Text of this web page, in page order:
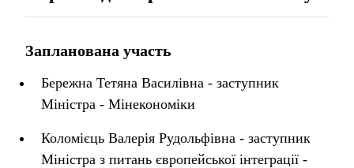
Запланована участь
Бережна Тетяна Василівна - заступник
Міністра - Мінекономіки
Коломієць Валерія Рудольфівна - заступник
Міністра з питань європейської інтеграції -